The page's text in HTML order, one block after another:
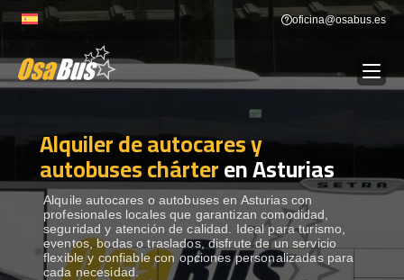
to
oficina@osabus.es
ALQUILER DE AUTOCARES
DESTINOS Show dropdown
RECORRIDAS Show dropdown
Alquiler de autocares y
autobuses chárteren Asturias
Alquile autocares o autobuses en Asturias con
profesionales locales que garantizan comodidad,
seguridad y atención de calidad. Ideal para turismo,
eventos, bodas o traslados, disfrute de un servicio
flexible y confiable con opciones personalizadas para
cada necesidad.